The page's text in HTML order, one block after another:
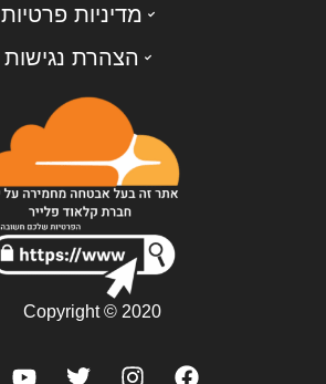
מדיניות פרטיות
הצהרת נגישות
Copyright © 2020